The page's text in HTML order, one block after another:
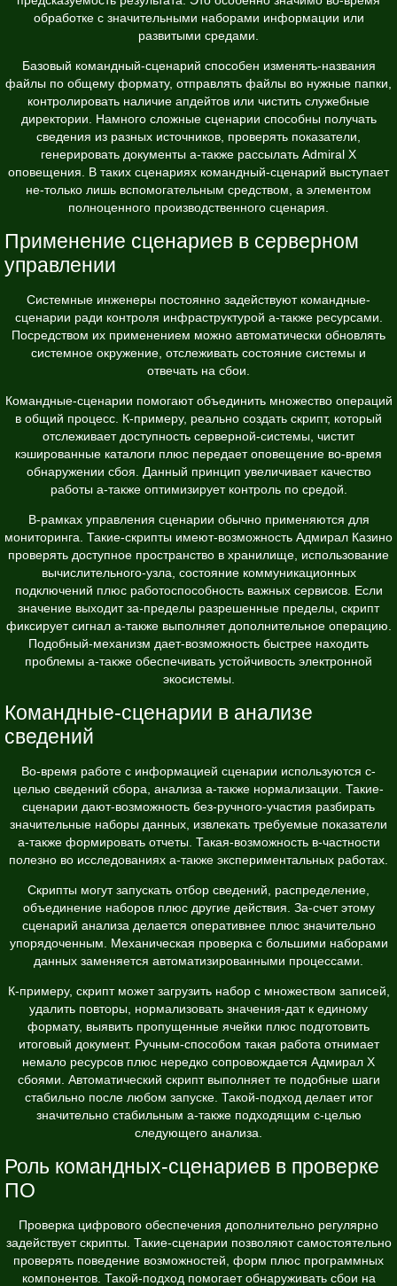
обработке с значительными наборами информации или
развитыми средами.
Базовый командный-сценарий способен изменять-названия
файлы по общему формату, отправлять файлы во нужные папки,
контролировать наличие апдейтов или чистить служебные
директории. Намного сложные сценарии способны получать
сведения из разных источников, проверять показатели,
генерировать документы а-также рассылать Admiral X
оповещения. В таких сценариях командный-сценарий выступает
не-только лишь вспомогательным средством, а элементом
полноценного производственного сценария.
Применение сценариев в серверном
управлении
Системные инженеры постоянно задействуют командные-
сценарии ради контроля инфраструктурой а-также ресурсами.
Посредством их применением можно автоматически обновлять
системное окружение, отслеживать состояние системы и
отвечать на сбои.
Командные-сценарии помогают объединить множество операций
в общий процесс. К-примеру, реально создать скрипт, который
отслеживает доступность серверной-системы, чистит
кэшированные каталоги плюс передает оповещение во-время
обнаружении сбоя. Данный принцип увеличивает качество
работы а-также оптимизирует контроль по средой.
В-рамках управления сценарии обычно применяются для
мониторинга. Такие-скрипты имеют-возможность Адмирал Казино
проверять доступное пространство в хранилище, использование
вычислительного-узла, состояние коммуникационных
подключений плюс работоспособность важных сервисов. Если
значение выходит за-пределы разрешенные пределы, скрипт
фиксирует сигнал а-также выполняет дополнительное операцию.
Подобный-механизм дает-возможность быстрее находить
проблемы а-также обеспечивать устойчивость электронной
экосистемы.
Командные-сценарии в анализе
сведений
Во-время работе с информацией сценарии используются с-
целью сведений сбора, анализа а-также нормализации. Такие-
сценарии дают-возможность без-ручного-участия разбирать
значительные наборы данных, извлекать требуемые показатели
а-также формировать отчеты. Такая-возможность в-частности
полезно во исследованиях а-также экспериментальных работах.
Скрипты могут запускать отбор сведений, распределение,
объединение наборов плюс другие действия. За-счет этому
сценарий анализа делается оперативнее плюс значительно
упорядоченным. Механическая проверка с большими наборами
данных заменяется автоматизированными процессами.
К-примеру, скрипт может загрузить набор с множеством записей,
удалить повторы, нормализовать значения-дат к единому
формату, выявить пропущенные ячейки плюс подготовить
итоговый документ. Ручным-способом такая работа отнимает
немало ресурсов плюс нередко сопровождается Адмирал Х
сбоями. Автоматический скрипт выполняет те подобные шаги
стабильно после любом запуске. Такой-подход делает итог
значительно стабильным а-также подходящим с-целью
следующего анализа.
Роль командных-сценариев в проверке
ПО
Проверка цифрового обеспечения дополнительно регулярно
задействует скрипты. Такие-сценарии позволяют самостоятельно
проверять поведение возможностей, форм плюс программных
компонентов. Такой-подход помогает обнаруживать сбои на